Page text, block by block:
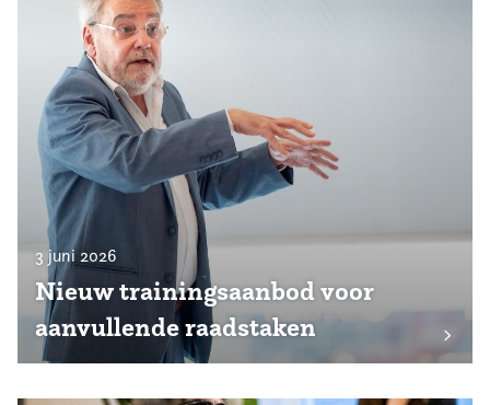
3 juni 2026
Nieuw trainingsaanbod voor
aanvullende raadstaken